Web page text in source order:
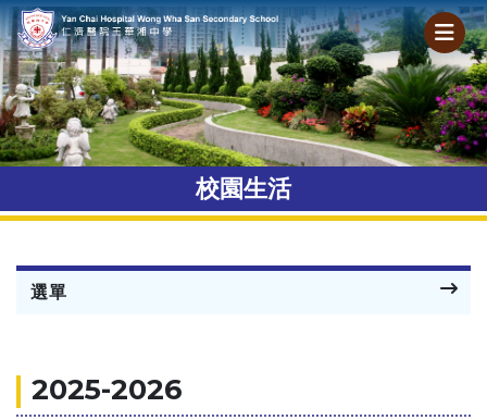
校園生活
選單
2025-2026